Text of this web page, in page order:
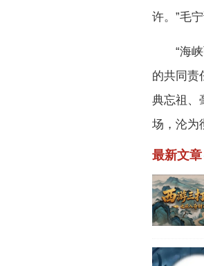
许。”毛宁
“海峡
的共同责
典忘祖、
场，沦为
最新文章